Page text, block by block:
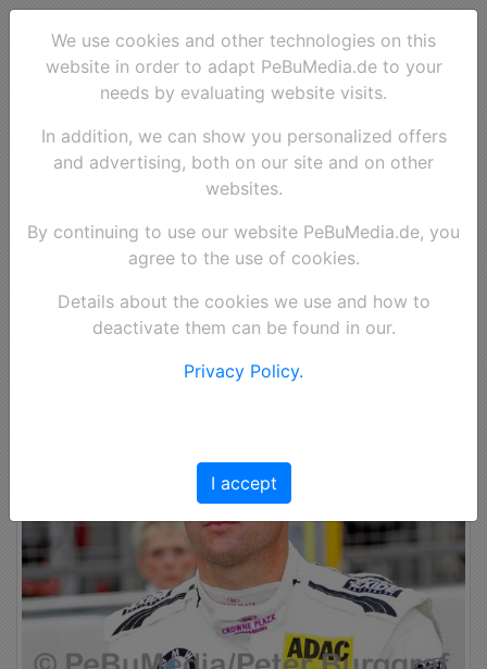
We use cookies and other technologies on this
website in order to adapt PeBuMedia.de to your
needs by evaluating website visits.
In addition, we can show you personalized offers
and advertising, both on our site and on other
websites.
By continuing to use our website PeBuMedia.de, you
agree to the use of cookies.
Details about the cookies we use and how to
deactivate them can be found in our.
Privacy Policy.
I accept